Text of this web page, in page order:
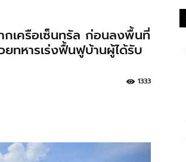
เครือเซ็นทรัล ก่อนลงพื้นที่
ยทหารเร่งฟื้นฟูบ้านผู้ได้รับ
1333